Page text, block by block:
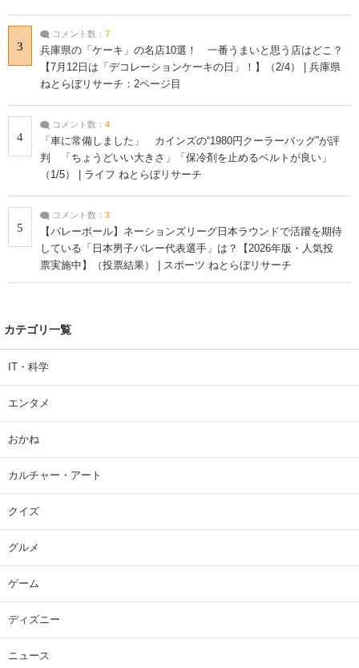
3
コメント数： 7
兵庫県の「ケーキ」の名店10選！ 一番うまいと思う店はどこ？
【7月12日は「デコレーションケーキの日」！】（2/4） | 兵庫県
ねとらぼリサーチ：2ページ目
4
コメント数： 4
「車に常備しました」 カインズの“1980円クーラーバッグ”が評
判 「ちょうどいい大きさ」「保冷剤を止めるベルトが良い」
（1/5） | ライフ ねとらぼリサーチ
5
コメント数： 3
【バレーボール】ネーションズリーグ日本ラウンドで活躍を期待
している「日本男子バレー代表選手」は？【2026年版・人気投
票実施中】（投票結果） | スポーツ ねとらぼリサーチ
カテゴリ一覧
IT・科学
エンタメ
おかね
カルチャー・アート
クイズ
グルメ
ゲーム
ディズニー
ニュース